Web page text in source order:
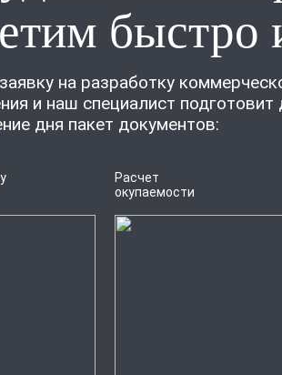
быстро
на разработку
и наш специалист подготовит
дня пакет документов:
Расчет
окупаемости